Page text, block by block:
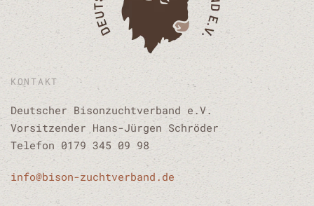
KONTAKT
Deutscher Bisonzuchtverband e.V.
Vorsitzender Hans-Jürgen Schröder
Telefon 0179 345 09 98
info@bison-zuchtverband.de